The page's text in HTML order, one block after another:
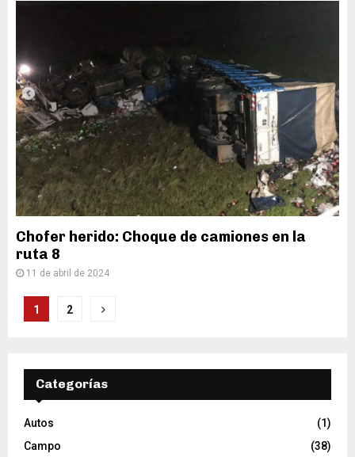
Chofer herido: Choque de camiones en la
ruta 8
11 de abril de 2024
Paginación
entradas
1 2
Categorías
Autos
(1)
Campo
(38)